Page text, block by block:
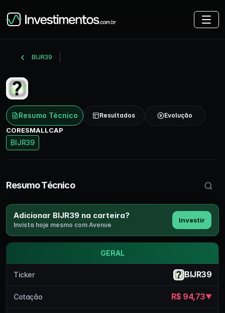
BIJR39
Resumo Técnico Resultados Evolução
CORESMALLCAP
BIJR39
Resumo Técnico
Adicionar BIJR39 na carteira?
Invista hoje mesmo com Avenue
Investir
GERAL
Ticker BIJR39
Cotação R$ 94,73▼